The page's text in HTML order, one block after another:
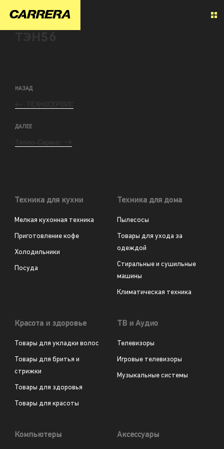
НАЗАД
ДАЛЕЕ
Техника для кухни
Мелкая кухонная техника
Приготовление кофе
Холодильники
Посуда
Техника для дома
Пылесосы
Товары для ухода за
одеждой
Стиральные и сушильные
машины
Климатическая техника
Красота и здоровье
Товары для укладки волос
Товары для бритья и
стрижки
Товары для здоровья
Товары для красоты
ТВ и Аудио
Телевизоры
Игровые телевизоры
Музыкальные системы
Компьютеры Аксессуары